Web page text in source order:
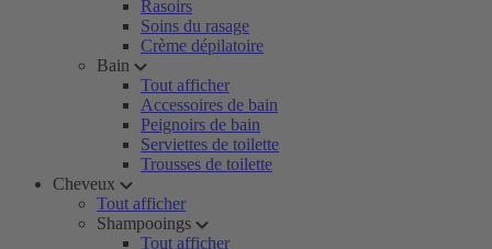
Rasoirs
Soins du rasage
Crème dépilatoire
Bain
Tout afficher
Accessoires de bain
Peignoirs de bain
Serviettes de toilette
Trousses de toilette
Cheveux
Tout afficher
Shampooings
Tout afficher